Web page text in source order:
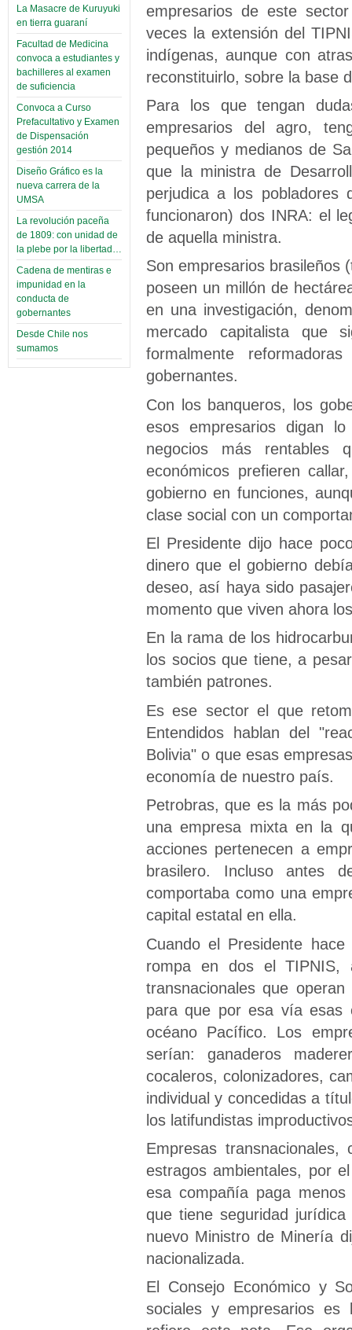
La Masacre de Kuruyuki
en tierra guaraní
Facultad de Medicina
convoca a estudiantes y
bachilleres al examen
de suficiencia
Convoca a Curso
Prefacultativo y Examen
de Dispensación
gestión 2014
Diseño Gráfico es la
nueva carrera de la
UMSA
La revolución paceña
de 1809: con unidad de
la plebe por la libertad…
Cadena de mentiras e
impunidad en la
conducta de
gobernantes
Desde Chile nos
sumamos
empresarios de este
veces la extensión del
indígenas, aunque con
reconstituirlo, sobre la base
Para los que tengan
empresarios del agro,
pequeños y medianos de
que la ministra de
perjudica a los
funcionaron) dos INRA: el
de aquella ministra.
Son empresarios brasileños
poseen un millón de
en una investigación,
mercado capitalista que
formalmente
gobernantes.
Con los banqueros, los
esos empresarios digan
negocios más rentables
económicos prefieren
gobierno en funciones,
clase social con un
El Presidente dijo hace
dinero que el gobierno
deseo, así haya sido
momento que viven ahora
En la rama de los
los socios que tiene, a
también patrones.
Es ese sector el que
Entendidos hablan del
Bolivia" o que esas
economía de nuestro país.
Petrobras, que es la más
una empresa mixta en la
acciones pertenecen a
brasilero. Incluso antes
comportaba como una
capital estatal en ella.
Cuando el Presidente
rompa en dos el
transnacionales que
para que por esa vía esas
océano Pacífico. Los
serían: ganaderos
cocaleros, colonizadores,
individual y concedidas a
los latifundistas
Empresas
estragos ambientales, por
esa compañía paga
que tiene seguridad
nuevo Ministro de Minería
nacionalizada.
El Consejo Económico y
sociales y empresarios